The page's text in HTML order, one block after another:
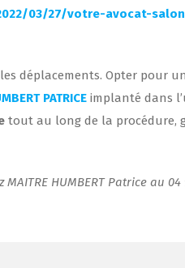
03/27/votre-avocat-
déplacements. Opter pour un
PATRICE implanté dans
tout au long de la procédure,
HUMBERT Patrice au 04